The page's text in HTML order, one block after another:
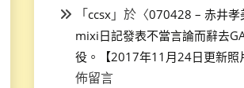
「ccsx」於〈070428 – 赤井孝
mixi日記發表不當言論而辭去
役。【2017年11月24日更新照
佈留言